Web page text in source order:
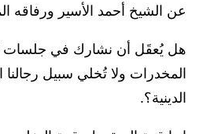
عن الشيخ أحمد الأسير ورفاقه
هل يُعقَل أن نشارك في جلسات
المخدرات ولا تُخلي سبيل رجالنا
الدينية؟.